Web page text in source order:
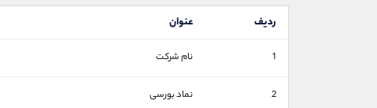
ردیف عنوان
1 نام شرکت
2 نماد بورسی
تلفن
بدون پیش شماره